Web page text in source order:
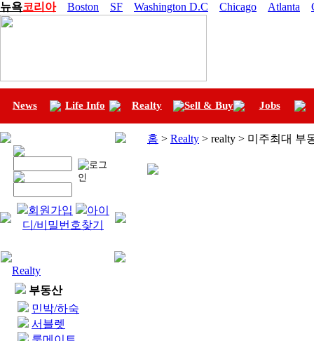
뉴욕코리아 Boston SF Washington D.C Chicago Atlanta
News Life Info Realty Sell & Buy Jobs
회원가입
아이
디/비밀번호찾기
Realty
부동산
민박/하숙
서블렛
홈 > Realty > realty > 미주최대 부